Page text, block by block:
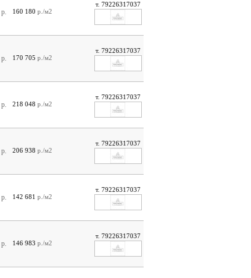
р. 160 180 р./м2
т. 79226317037
р. 170 705 р./м2
т. 79226317037
р. 218 048 р./м2
т. 79226317037
р. 206 938 р./м2
т. 79226317037
р. 142 681 р./м2
т. 79226317037
р. 146 983 р./м2
т. 79226317037